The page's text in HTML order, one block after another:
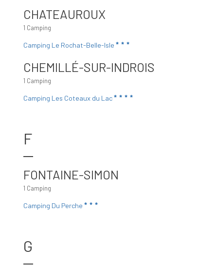
CHATEAUROUX
1 Camping
Camping Le Rochat-Belle-Isle
CHEMILLÉ-SUR-INDROIS
1 Camping
Camping Les Coteaux du Lac
F
FONTAINE-SIMON
1 Camping
Camping Du Perche
G